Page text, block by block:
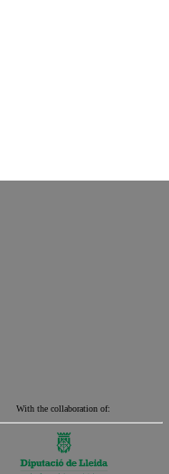
With the collaboration of: